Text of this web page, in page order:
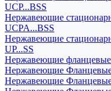
UCP...BSS
Нержавеющие
UCPA...BSS
Нержавеющие
UP...SS
Нержавеющие фланцевые
Нержавеющие Фланцевые
Нержавеющие